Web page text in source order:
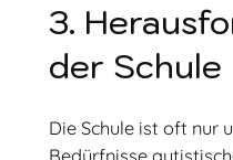
3.
der Schule
Die Schule ist oft nur